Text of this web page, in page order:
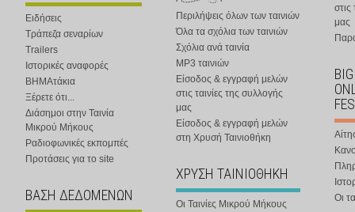
Ειδήσεις
Τράπεζα σεναρίων
Trailers
Ιστορικές αναφορές
ΒΗΜΑτάκια
Ξέρετε ότι...
Διάσημοι στην Ταινία
Μικρού Μήκους
Ραδιοφωνικές εκπομπές
Προτάσεις για το site
ΒΑΣΗ ΔΕΔΟΜΕΝΩΝ
Περιλήψεις όλων των ταινιών
Όλα τα σχόλια των ταινιών
Σχόλια ανά ταινία
MP3 ταινιών
Είσοδος & εγγραφή μελών
στις ταινίες της συλλογής
μας
Είσοδος & εγγραφή μελών
στη Χρυσή Ταινιοθήκη
ΧΡΥΣΗ ΤΑΙΝΙΟΘΗΚΗ
Οι Ταινίες Μικρού Μήκους
στις
μας
Οι